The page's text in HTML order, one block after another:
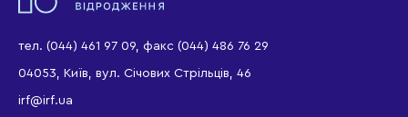
тел. (044) 461 97 09, факс (044) 486 76 29
04053, Київ, вул. Січових Стрільців, 46
irf@irf.ua